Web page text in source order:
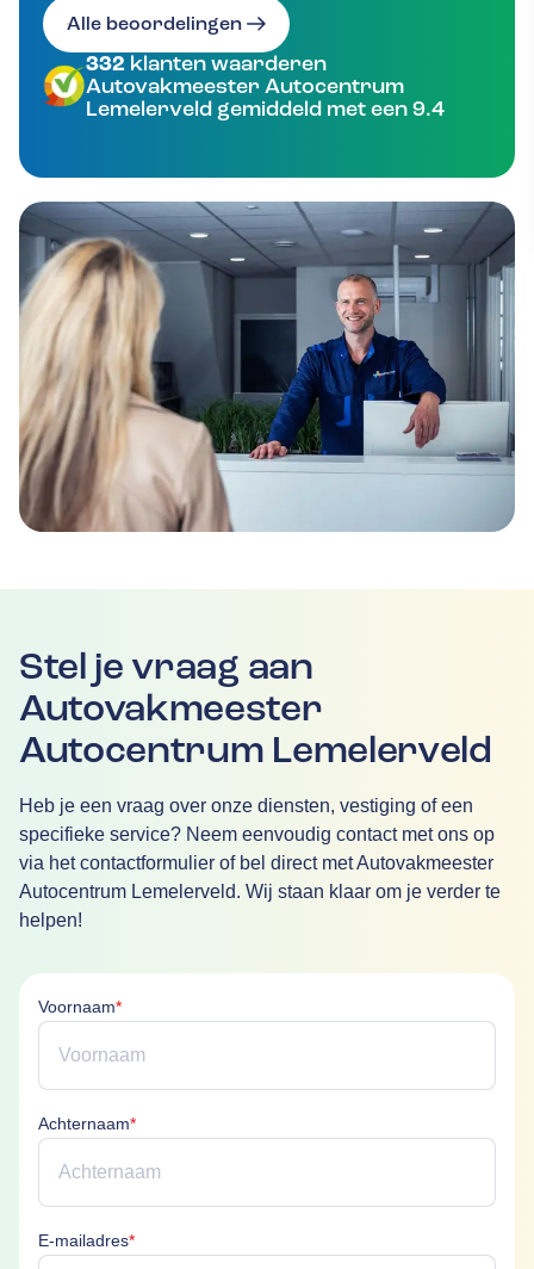
Alle beoordelingen
332 klanten waarderen
Autovakmeester Autocentrum
Lemelerveld gemiddeld met een 9.4
Stel je vraag aan
Autovakmeester
Autocentrum Lemelerveld
Heb je een vraag over onze diensten, vestiging of een
specifieke service? Neem eenvoudig contact met ons op
via het contactformulier of bel direct met Autovakmeester
Autocentrum Lemelerveld. Wij staan klaar om je verder te
helpen!
Voornaam*Voornaam is verplicht
Achternaam*Achternaam is verplicht
E-mailadres*E-mailadres is verplicht